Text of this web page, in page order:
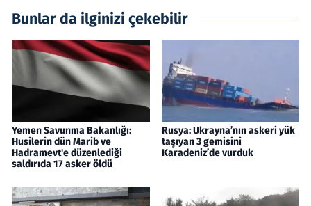
Bunlar da ilginizi çekebilir
Yemen Savunma Bakanlığı:
Husilerin dün Marib ve
Hadramevt'e düzenlediği
saldırıda 17 asker öldü
Rusya: Ukrayna’nın askeri yük
taşıyan 3 gemisini
Karadeniz’de vurduk